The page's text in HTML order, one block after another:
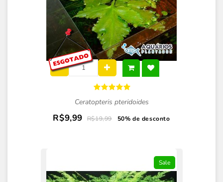
Ceratopteris pteridoides
R$9,99 R$19,99 50% de desconto
Sale